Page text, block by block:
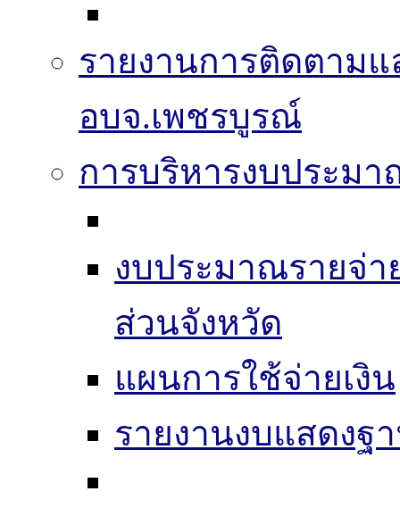
รายงานการติดตาม
อบจ.เพชรบูรณ์
การบริหารงบประม
งบประมาณรายจ่า
ส่วนจังหวัด
แผนการใช้จ่ายเงิน
รายงานงบแสดงฐ